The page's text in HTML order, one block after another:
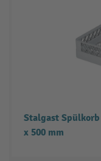
Stalgast
x 500 mm